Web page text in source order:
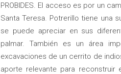
PROBIDES. El acceso es por un
Santa Teresa. Potrerillo tiene una
se puede apreciar en sus
palmar. También es un área
excavaciones de un cerrito de
aporte relevante para